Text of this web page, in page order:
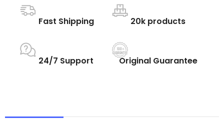
Fast Shipping 20k products
24/7 Support Original Guarantee